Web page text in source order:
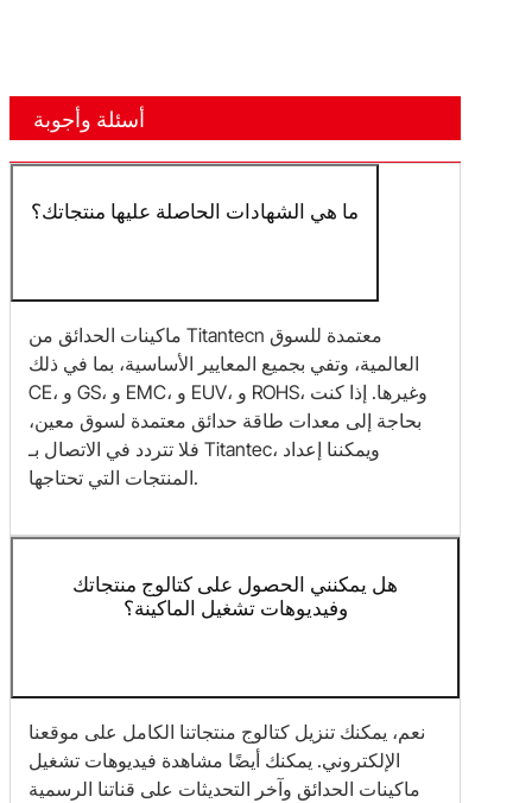
أسئلة وأجوبة
ما هي الشهادات الحاصلة عليها منتجاتك؟
ماكينات الحدائق من Titantecn معتمدة للسوق
العالمية، وتفي بجميع المعايير الأساسية، بما في ذلك
CE، و GS، و EMC، و EUV، و ROHS، وغيرها. إذا كنت
بحاجة إلى معدات طاقة حدائق معتمدة لسوق معين،
فلا تتردد في الاتصال بـ Titantec، ويمكننا إعداد
المنتجات التي تحتاجها.
هل يمكنني الحصول على كتالوج منتجاتك
وفيديوهات تشغيل الماكينة؟
نعم، يمكنك تنزيل كتالوج منتجاتنا الكامل على موقعنا
الإلكتروني. يمكنك أيضًا مشاهدة فيديوهات تشغيل
ماكينات الحدائق وآخر التحديثات على قناتنا الرسمية